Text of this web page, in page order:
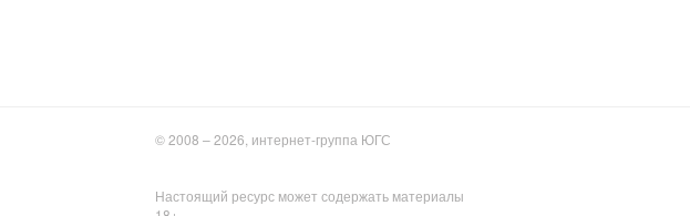
© 2008 – 2026, интернет-группа ЮГС
Настоящий ресурс может содержать материалы